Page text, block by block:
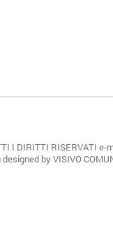
I DIRITTI RISERVATI e-
by VISIVO